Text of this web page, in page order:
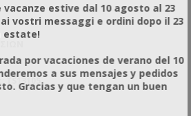
vacanze estive dal 10 agosto al 23
vostri messaggi e ordini dopo il 23
estate!
por vacaciones de verano del 10
a sus mensajes y pedidos
Gracias y que tengan un buen